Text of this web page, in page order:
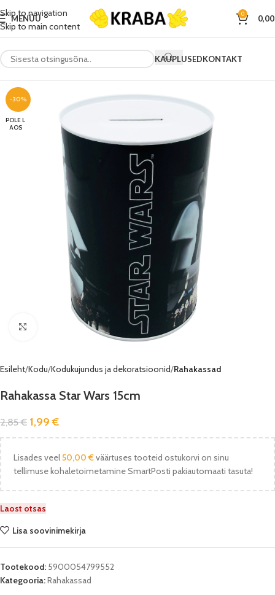
Skip to navigation
Skip to main content
MENÜÜ 0
KAUPLUSEDKONTAKT
-30%
POLE L
AOS
Esileht Kodu Kodukujundus ja dekoratsioonid Rahakassad
Rahakassa Star Wars 15cm
2,85€ 1,99€
Lisades veel50,00 €väärtuses tooteid ostukorvi on sinu
tellimuse kohaletoimetamine SmartPosti pakiautomaati tasuta!
Laost otsas
Lisa soovinimekirja
Tootekood: 5900054799552
Kategooria:Rahakassad